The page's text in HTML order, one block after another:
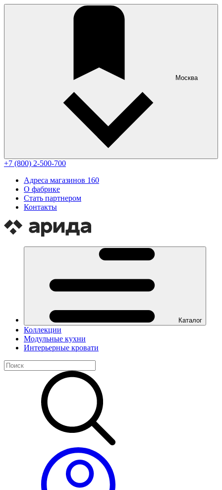
Москва
+7 (800) 2-500-700
Адреса магазинов 160
О фабрике
Стать партнером
Контакты
Каталог
Коллекции
Модульные кухни
Интерьерные кровати